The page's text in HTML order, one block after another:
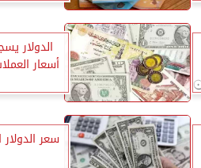
أسعار
سعر الدولار